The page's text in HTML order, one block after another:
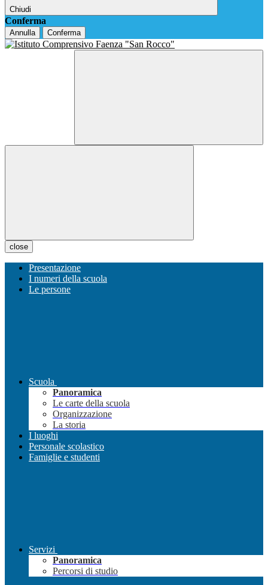
Chiudi
Conferma
Annulla Conferma
close
Presentazione
I numeri della scuola
Le persone
Scuola
Panoramica
Le carte della scuola
Organizzazione
La storia
I luoghi
Personale scolastico
Famiglie e studenti
Servizi
Panoramica
Percorsi di studio